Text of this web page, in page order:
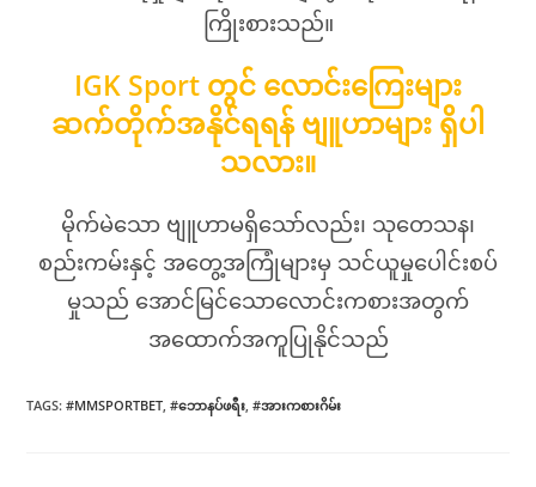
ကြိုးစားသည်။
IGK Sport တွင် လောင်းကြေးများ
ဆက်တိုက်အနိုင်ရရန် ဗျူဟာများ ရှိပါ
သလား။
မိုက်မဲသော ဗျူဟာမရှိသော်လည်း၊ သုတေသန၊
စည်းကမ်းနှင့် အတွေ့အကြုံများမှ သင်ယူမှုပေါင်းစပ်
မှုသည် အောင်မြင်သောလောင်းကစားအတွက်
အထောက်အကူပြုနိုင်သည်
TAGS:#MMSPORTBET #ဘောနပ်ဖရီး #အားကစားဂိမ်း